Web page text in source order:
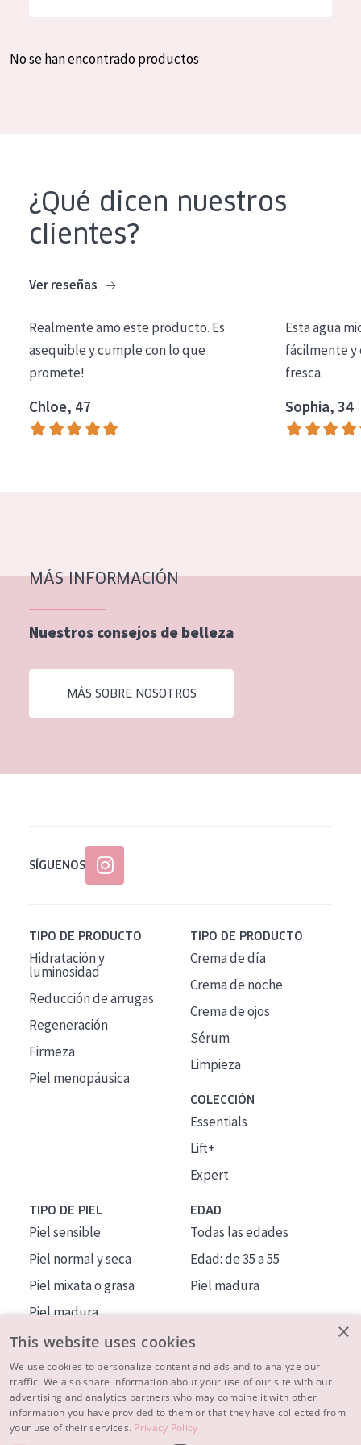
Crema de día
Crema de noche
Limpieza
COLECCIÓN
Essentials
Lift+
Piel normal y seca
Piel mixata o grasa
Piel madura
Piel expuesta al sol
Piel menopáusica
Todas las edades
Spanish
No se han encontrado productos
¿Qué dicen nuestros
clientes?
Ver reseñas
Realmente amo este producto. Es
asequible y cumple con lo que
promete!
Chloe, 47
Esta agua
fácilmente y
fresca.
Sophia, 34
MÁS INFORMACIÓN
Nuestros consejos de belleza
MÁS SOBRE NOSOTROS
SÍGUENOS
TIPO DE PRODUCTO
Hidratación y
luminosidad
Reducción de arrugas
Regeneración
Firmeza
Piel menopáusica
TIPO DE PRODUCTO
Crema de día
Crema de noche
Crema de ojos
Sérum
Limpieza
COLECCIÓN
Essentials
Lift+
Expert
TIPO DE PIEL
Piel sensible
Piel normal y seca
Piel mixata o grasa
Piel madura
Piel expuesta al sol
Piel menopáusica
EDAD
Todas las edades
Edad: de 35 a 55
Piel madura
MÁS SOBRE NOSOTROS
INSPIRACIÓN
×
This website uses cookies
We use cookies to personalize content and ads and to analyze our
traffic. We also share information about your use of our site with our
advertising and analytics partners who may combine it with other
information you have provided to them or that they have collected from
your use of their services. Privacy Policy